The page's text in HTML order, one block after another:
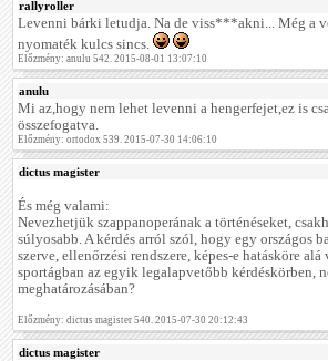
rallyroller
Levenni bárki letudja. Na de viss***akni... Még a
nyomaték kulcs sincs.
Előzmény: anulu 542. 2015-08-01 13:07:10
anulu
Mi az,hogy nem lehet levenni a hengerfejet,ez is
összefogatva.
Előzmény: ortodox 539. 2015-07-30 14:06:10
dictus magister
És még valami:
Nevezhetjük szappanoperának a történéseket,
súlyosabb. A kérdés arról szól, hogy egy országos
szerve, ellenőrzési rendszere, képes-e hatásköre
sportágban az egyik legalapvetőbb kérdéskörben,
meghatározásában?
Előzmény: dictus magister 540. 2015-07-30 20:12:43
dictus magister